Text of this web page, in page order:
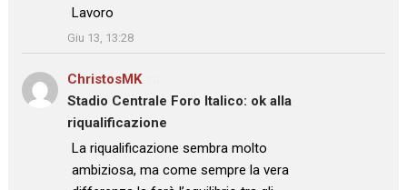
: “Lavoro
”
Giu 13, 13:28
ChristosMKsu
Stadio Centrale Foro Italico: ok alla
riqualificazione
: “La riqualificazione sembra molto
ambiziosa, ma come sempre la vera